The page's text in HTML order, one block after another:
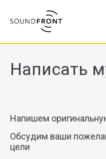
Написать
Напишем
Обсудим ваши
цели